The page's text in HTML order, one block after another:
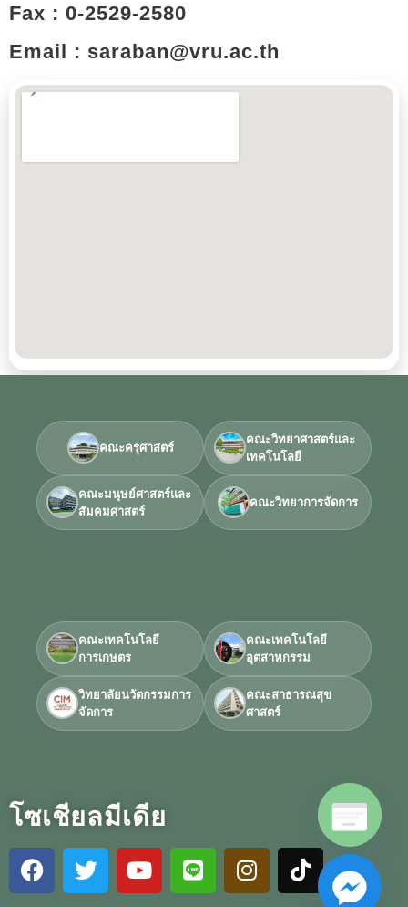
Fax : 0-2529-2580
Email : saraban@vru.ac.th​
คณะครุศาสตร์
คณะวิทยาศาสตร์และ
เทคโนโลยี
คณะมนุษย์ศาสตร์และ
สัมคมศาสตร์
คณะวิทยาการจัดการ
คณะเทคโนโลยี
การเกษตร
คณะเทคโนโลยี
อุตสาหกรรม
วิทยาลัยนวัตกรรมการ
จัดการ
คณะสาธารณสุข
ศาสตร์
โซเชียลมีเดีย